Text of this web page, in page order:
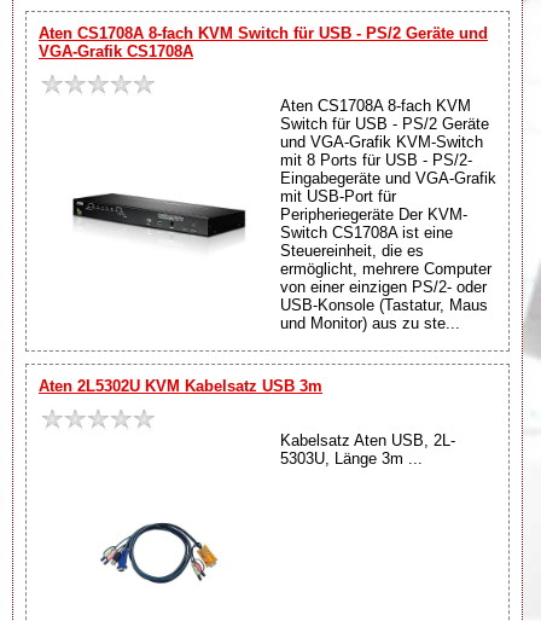
Aten CS1708A 8-fach KVM Switch für USB - PS/2 Geräte und
VGA-Grafik CS1708A
Aten CS1708A 8-fach KVM
Switch für USB - PS/2 Geräte
und VGA-Grafik KVM-Switch
mit 8 Ports für USB - PS/2-
Eingabegeräte und VGA-Grafik
mit USB-Port für
Peripheriegeräte Der KVM-
Switch CS1708A ist eine
Steuereinheit, die es
ermöglicht, mehrere Computer
von einer einzigen PS/2- oder
USB-Konsole (Tastatur, Maus
und Monitor) aus zu ste...
Aten 2L5302U KVM Kabelsatz USB 3m
Kabelsatz Aten USB, 2L-
5303U, Länge 3m ...